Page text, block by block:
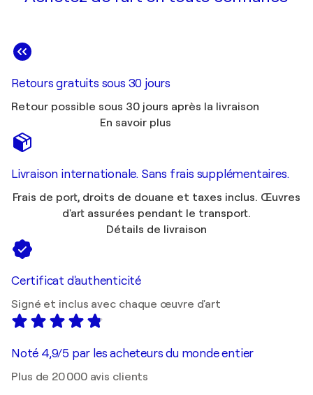
Retours gratuits sous 30 jours
Retour possible sous 30 jours après la livraison
En savoir plus
Livraison internationale. Sans frais supplémentaires.
Frais de port, droits de douane et taxes inclus. Œuvres
d'art assurées pendant le transport.
Détails de livraison
Certificat d'authenticité
Signé et inclus avec chaque œuvre d'art
Noté 4,9/5 par les acheteurs du monde entier
Plus de 20 000 avis clients